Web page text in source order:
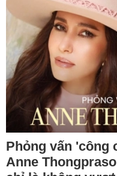
Phỏng vấn 'công
Anne